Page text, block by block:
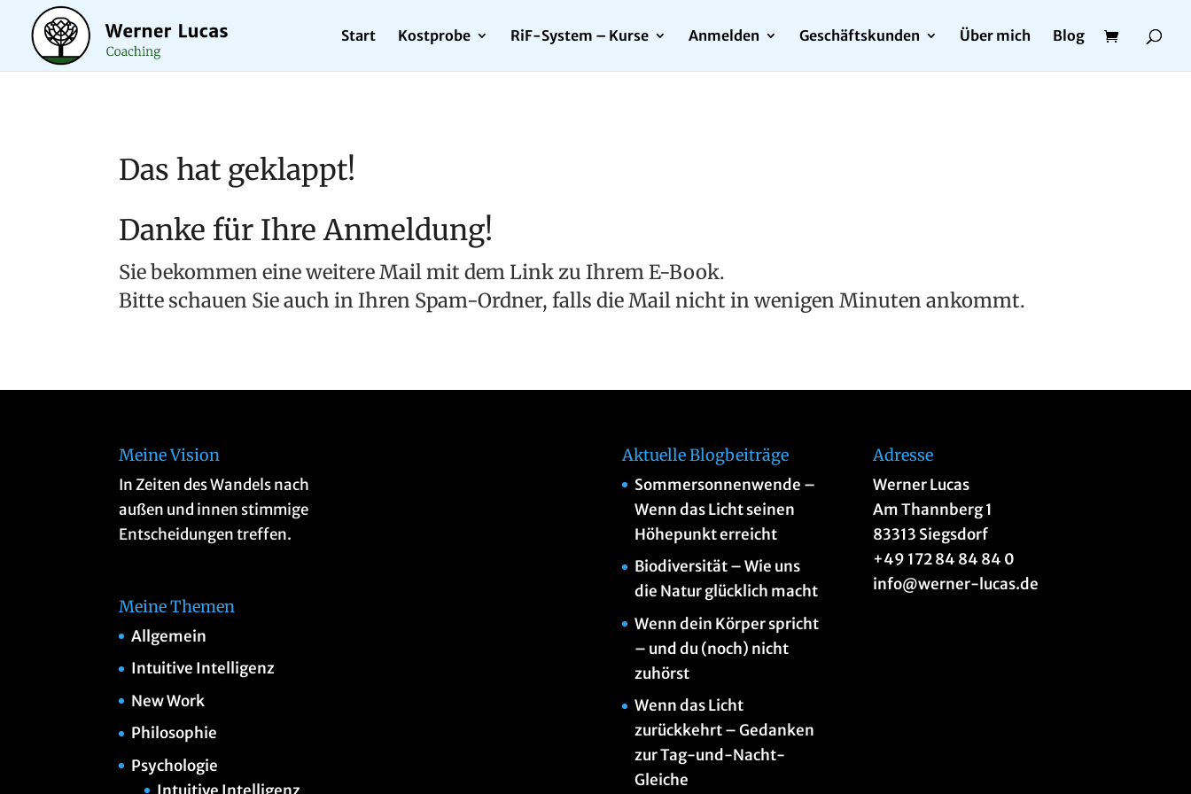
Start Kostprobe RiF-System – Kurse Anmelden Geschäftskunden Über mich Blog
Das hat geklappt!
Danke für Ihre Anmeldung!
Sie bekommen eine weitere Mail mit dem Link zu Ihrem E-Book.
Bitte schauen Sie auch in Ihren Spam-Ordner, falls die Mail nicht in wenigen Minuten ankommt.
Meine Vision
In Zeiten des Wandels nach
außen und innen stimmige
Entscheidungen treffen.
Meine Themen
Allgemein
Intuitive Intelligenz
New Work
Philosophie
Psychologie
Aktuelle Blogbeiträge
Sommersonnenwende –
Wenn das Licht seinen
Höhepunkt erreicht
Biodiversität – Wie uns
die Natur glücklich macht
Wenn dein Körper spricht
– und du (noch) nicht
zuhörst
Wenn das Licht
zurückkehrt – Gedanken
zur Tag-und-Nacht-
Gleiche
Adresse
Werner Lucas
Am Thannberg 1
83313 Siegsdorf
+49 172 84 84 84 0
info@werner-lucas.de